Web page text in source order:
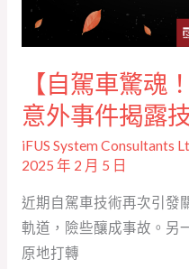
【自駕車驚魂
意外事件揭露
iFUS System Consultants
2025 年 2 月 5 日
近期自駕車技術再次引發
軌道，險些釀成事故。另
原地打轉
斯
拉
Waymo
意
事
揭
露
技